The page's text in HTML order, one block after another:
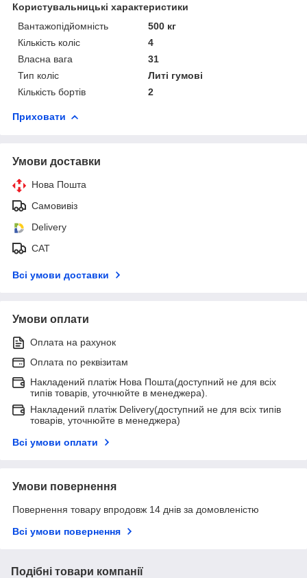
Користувальницькі характеристики
Вантажопідйомність
500 кг
Кількість коліс
4
Власна вага
31
Тип коліс
Литі гумові
Кількість бортів
2
Приховати
Умови доставки
Нова Пошта
Самовивіз
Delivery
САТ
Всі умови доставки
Умови оплати
Оплата на рахунок
Оплата по реквізитам
Накладений платіж Нова Пошта(доступний не для всіх
типів товарів, уточнюйте в менеджера).
Накладений платіж Delivery(доступний не для всіх типів
товарів, уточнюйте в менеджера)
Всі умови оплати
Умови повернення
Повернення товару впродовж 14 днів за домовленістю
Всі умови повернення
Подібні товари компанії